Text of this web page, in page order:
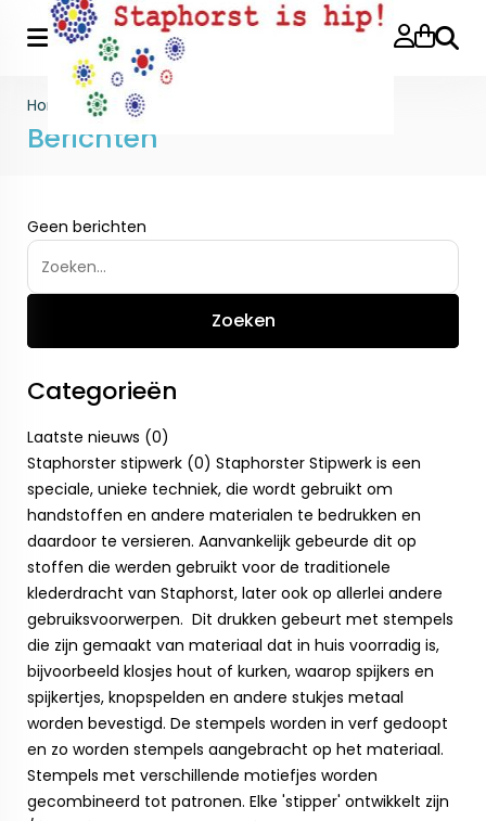
Home >Blog>
Berichten
Categorieën
Laatste nieuws (0)
Staphorster stipwerk (0) Staphorster Stipwerk is een
speciale, unieke techniek, die wordt gebruikt om
handstoffen en andere materialen te bedrukken en
daardoor te versieren. Aanvankelijk gebeurde dit op
stoffen die werden gebruikt voor de traditionele
klederdracht van Staphorst, later ook op allerlei andere
gebruiksvoorwerpen. Dit drukken gebeurt met stempels
die zijn gemaakt van materiaal dat in huis voorradig is,
bijvoorbeeld klosjes hout of kurken, waarop spijkers en
spijkertjes, knopspelden en andere stukjes metaal
worden bevestigd. De stempels worden in verf gedoopt
en zo worden stempels aangebracht op het materiaal.
Stempels met verschillende motiefjes worden
gecombineerd tot patronen. Elke 'stipper' ontwikkelt zijn
Geen berichten